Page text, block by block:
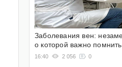
Заболевания вен:
о которой важно помнить
16:40 2 056 0